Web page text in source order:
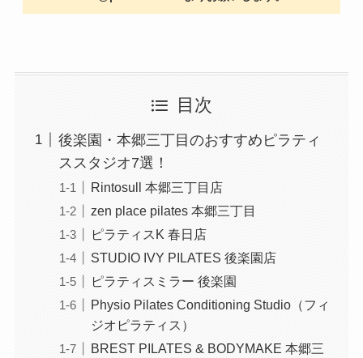
目次
後楽園・本郷三丁目のおすすめピラティ
ススタジオ7選！
Rintosull 本郷三丁目店
zen place pilates 本郷三丁目
ピラティスK 春日店
STUDIO IVY PILATES 後楽園店
ピラティスミラー 後楽園
Physio Pilates Conditioning Studio（フィ
ジオピラティス）
BREST PILATES & BODYMAKE 本郷三